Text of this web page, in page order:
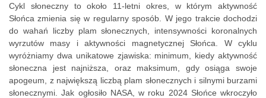
Cykl słoneczny to około 11-letni okres, w którym aktywność
Słońca zmienia się w regularny sposób. W jego trakcie dochodzi
do wahań liczby plam słonecznych, intensywności koronalnych
wyrzutów masy i aktywności magnetycznej Słońca. W cyklu
wyróżniamy dwa unikatowe zjawiska: minimum, kiedy aktywność
słoneczna jest najniższa, oraz maksimum, gdy osiąga swoje
apogeum, z największą liczbą plam słonecznych i silnymi burzami
słonecznymi. Jak ogłosiło NASA, w roku 2024 Słońce wkroczyło